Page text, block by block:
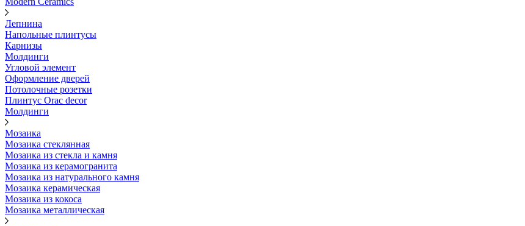
Лепнина
Напольные плинтусы
Карнизы
Молдинги
Угловой элемент
Оформление дверей
Потолочные розетки
Плинтус Orac decor
Молдинги
Мозаика
Мозаика стеклянная
Мозаика из стекла и камня
Мозаика из керамогранита
Мозаика из натурального камня
Мозаика керамическая
Мозаика из кокоса
Мозаика металлическая